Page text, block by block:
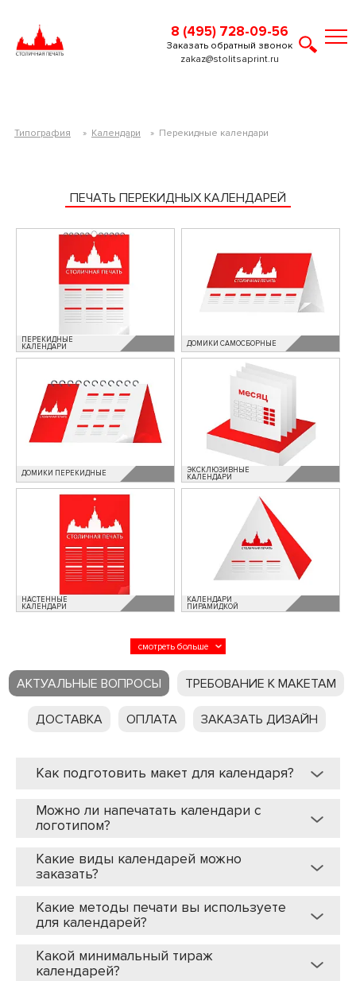
8 (495) 728-09-56
zakaz@stolitsaprint.ru
Заказать обратный звонок
Типография » Календари » Перекидные календари
ПЕЧАТЬ ПЕРЕКИДНЫХ КАЛЕНДАРЕЙ
ПЕРЕКИДНЫЕ
КАЛЕНДАРИ
ДОМИКИ САМОСБОРНЫЕ
ДОМИКИ ПЕРЕКИДНЫЕ
ЭКСКЛЮЗИВНЫЕ
КАЛЕНДАРИ
НАСТЕННЫЕ
КАЛЕНДАРИ
КАЛЕНДАРИ
ПИРАМИДКОЙ
АКТУАЛЬНЫЕ ВОПРОСЫ ТРЕБОВАНИЕ К МАКЕТАМ
ДОСТАВКА ОПЛАТА ЗАКАЗАТЬ ДИЗАЙН
Как подготовить макет для календаря?
Можно ли напечатать календари с
логотипом?
Какие виды календарей можно
заказать?
Какие методы печати вы используете
для календарей?
Какой минимальный тираж
календарей?